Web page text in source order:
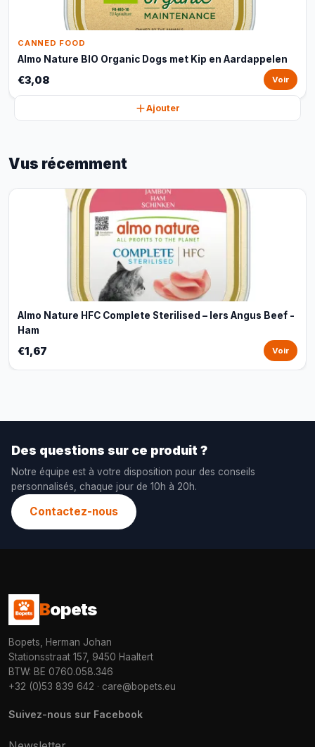
CANNED FOOD
Almo Nature BIO Organic Dogs met Kip en Aardappelen
€3,08 Voir
Ajouter
Vus récemment
Almo Nature HFC Complete Sterilised – Iers Angus Beef -
Ham
€1,67 Voir
Des questions sur ce produit ?
Notre équipe est à votre disposition pour des conseils
personnalisés, chaque jour de 10h à 20h.
Contactez-nous
Bopets
Bopets, Herman Johan
Stationsstraat 157, 9450 Haaltert
BTW: BE 0760.058.346
+32 (0)53 839 642 · care@bopets.eu
Suivez-nous sur Facebook